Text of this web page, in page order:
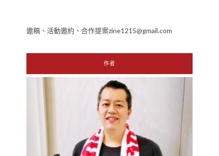
邀稿、活動邀約、合作提案zine1215@gmail.com
作者